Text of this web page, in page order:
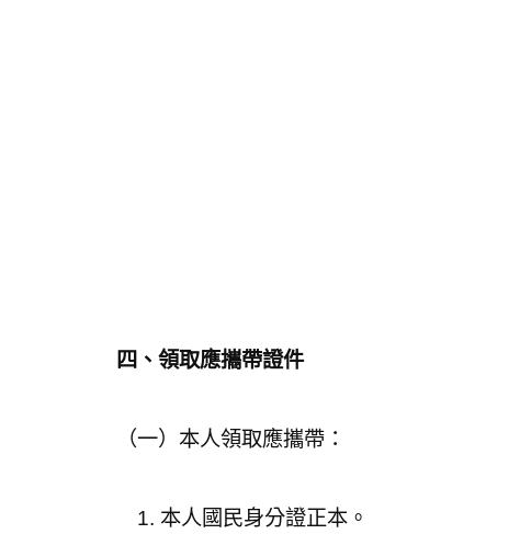
四、領取應攜帶證件
（一）本人領取應攜帶：
1. 本人國民身分證正本。